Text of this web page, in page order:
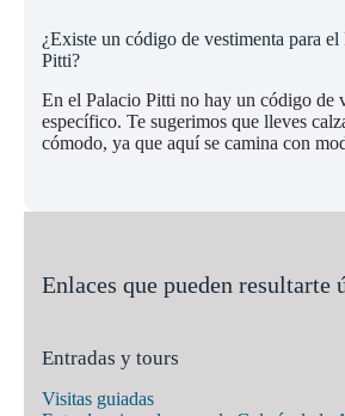
¿Existe un código de vestimenta para el
Pitti?
En el Palacio Pitti no hay un código de
específico. Te sugerimos que lleves
cómodo, ya que aquí se camina con
Enlaces que pueden resultarte
Entradas y tours
Visitas guiadas